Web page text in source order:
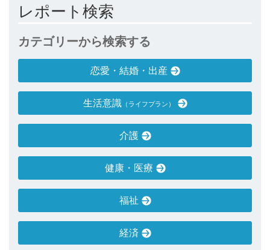
レポート検索
カテゴリーから検索する
恋愛・結婚・出産
生活意識（ライフプラン）
介護
健康・医療
福祉
経済